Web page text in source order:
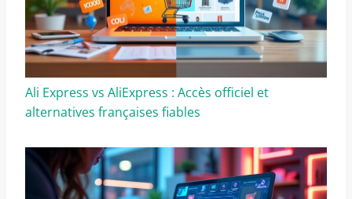
Ali Express vs AliExpress : Accès officiel et
alternatives françaises fiables